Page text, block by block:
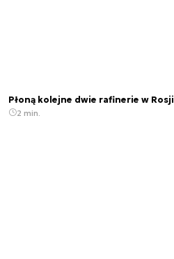
Płoną kolejne dwie rafinerie w Rosji
2 min.